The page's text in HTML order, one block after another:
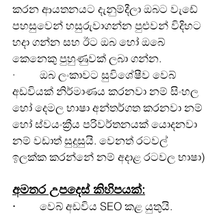
කරන ආයතනයට දැනුම්දීලා ඔබට වැඩේ
පහසුවෙන් හසුරුවාගන්න පුළුවන් විදිහට
හදා ගන්න සහ ඊට ඔබ හෝ ඔබේ
කෙනෙකු පුහුණුවක් ලබා ගන්න.
·         ඔබ ලංකාවට සුවිශේෂීව වෙබ්
අඩවියක් නිර්මාණය කරනවා නම් සිංහල
හෝ දෙමල භාෂා අන්තර්ගත කරනවා නම්
හෝ ස්වයංක්‍රීය පරිවර්තනයක් යොදනවා
නම් වඩාත් සුදුසුයි. වෙනත් රටවල්
ඉලක්ක කරන්නේ නම් අදාළ රටවල භාෂා)
අමතර උපදෙස් කිහිපයක්:
· වෙබ් අඩවිය SEO කළ යුතුයි.